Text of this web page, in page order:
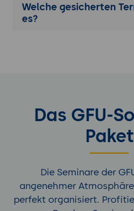
Welche gesicherten
es?
Das GFU-
Paket
Die Seminare der
angenehmer
perfekt organisiert.